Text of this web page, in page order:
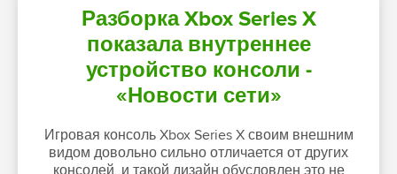
Разборка Xbox Series X
показала внутреннее
устройство консоли -
«Новости сети»
Игровая консоль Xbox Series X своим внешним
видом довольно сильно отличается от других
консолей, и такой дизайн обусловлен это не